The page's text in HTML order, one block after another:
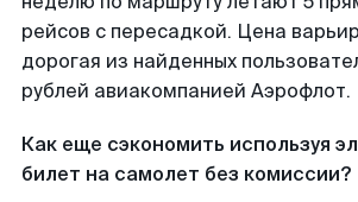
рейсов с пересадкой. Цена
дорогая из найденных
рублей авиакомпанией Аэрофлот.
Как еще сэкономить используя
билет на самолет без комиссии?